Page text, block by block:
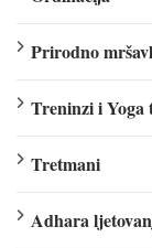
Prirodno
Treninzi i Yoga
Tretmani
Adhara